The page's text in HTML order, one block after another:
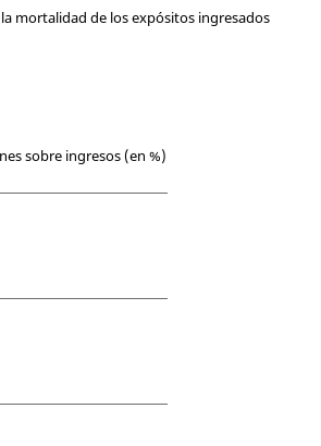
mortalidad de los expósitos ingresados
sobre ingresos (en %)